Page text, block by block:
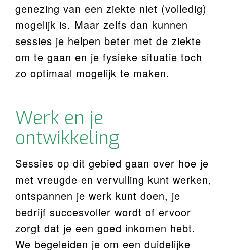
genezing van een ziekte niet (volledig)
mogelijk is. Maar zelfs dan kunnen
sessies je helpen beter met de ziekte
om te gaan en je fysieke situatie toch
zo optimaal mogelijk te maken.
Werk en je
ontwikkeling
Sessies op dit gebied gaan over hoe je
met vreugde en vervulling kunt werken,
ontspannen je werk kunt doen, je
bedrijf succesvoller wordt of ervoor
zorgt dat je een goed inkomen hebt.
We begeleiden je om een duidelijke